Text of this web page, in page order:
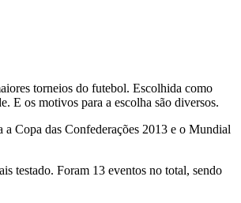
torneios do futebol. Escolhida como
E os motivos para a escolha são diversos.
a Copa das Confederações 2013 e o Mundial
testado. Foram 13 eventos no total, sendo